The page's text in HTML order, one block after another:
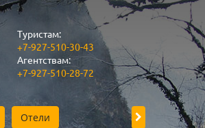
Туристам:
+7-927-510-30-43
Агентствам:
+7-927-510-28-72
Отели Прием в